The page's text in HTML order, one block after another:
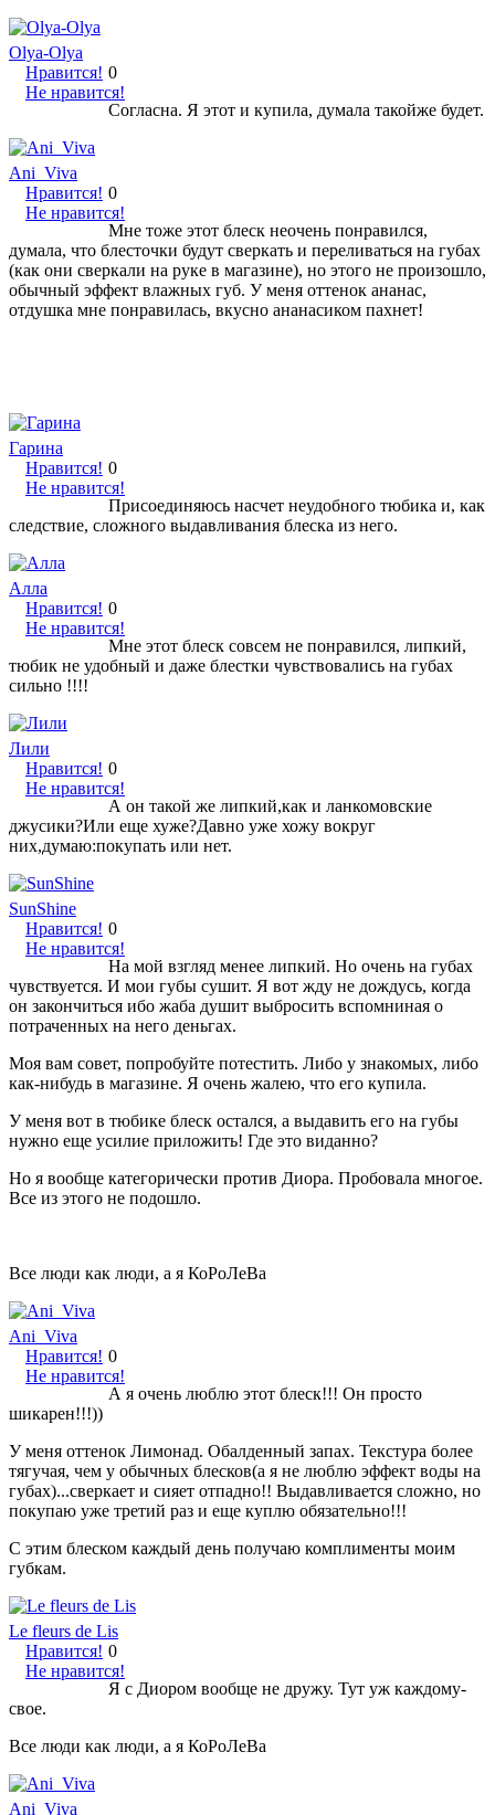
Olya-Olya
Нравится!
Не нравится!
0
Согласна. Я этот и купила, думала такойже будет.
Ani_Viva
Нравится!
Не нравится!
0
Мне тоже этот блеск неочень понравился,
думала, что блесточки будут сверкать и переливаться на губах
(как они сверкали на руке в магазине), но этого не произошло,
обычный эффект влажных губ. У меня оттенок ананас,
отдушка мне понравилась, вкусно ананасиком пахнет!
Гарина
Нравится!
Не нравится!
0
Присоединяюсь насчет неудобного тюбика и, как
следствие, сложного выдавливания блеска из него.
Алла
Нравится!
Не нравится!
0
Мне этот блеск совсем не понравился, липкий,
тюбик не удобный и даже блестки чувствовались на губах
сильно !!!!
Лили
Нравится!
Не нравится!
0
А он такой же липкий,как и ланкомовские
джусики?Или еще хуже?Давно уже хожу вокруг
них,думаю:покупать или нет.
SunShine
Нравится!
Не нравится!
0
На мой взгляд менее липкий. Но очень на губах
чувствуется. И мои губы сушит. Я вот жду не дождусь, когда
он закончиться ибо жаба душит выбросить вспомниная о
потраченных на него деньгах.
Моя вам совет, попробуйте потестить. Либо у знакомых, либо
как-нибудь в магазине. Я очень жалею, что его купила.
У меня вот в тюбике блеск остался, а выдавить его на губы
нужно еще усилие приложить! Где это виданно?
Но я вообще категорически против Диора. Пробовала многое.
Все из этого не подошло.
Все люди как люди, а я КоРоЛеВа
Ani_Viva
Нравится!
Не нравится!
0
А я очень люблю этот блеск!!! Он просто
шикарен!!!))
У меня оттенок Лимонад. Обалденный запах. Текстура более
тягучая, чем у обычных блесков(а я не люблю эффект воды на
губах)...сверкает и сияет отпадно!! Выдавливается сложно, но
покупаю уже третий раз и еще куплю обязательно!!!
С этим блеском каждый день получаю комплименты моим
губкам.
Le fleurs de Lis
Нравится!
Не нравится!
0
Я с Диором вообще не дружу. Тут уж каждому-
свое.
Все люди как люди, а я КоРоЛеВа
Ani_Viva